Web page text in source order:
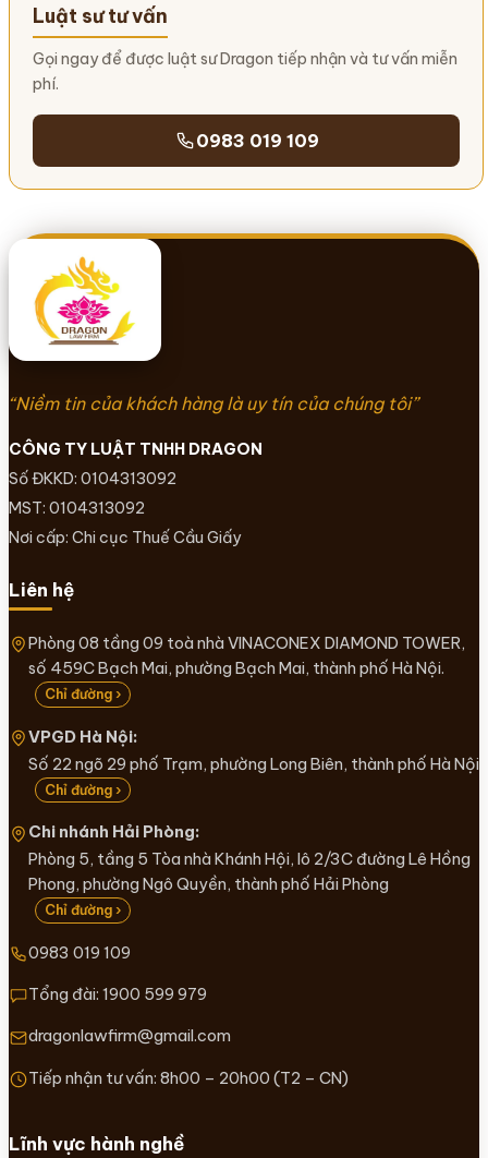
Luật sư tư vấn
Gọi ngay để được luật sư Dragon tiếp nhận và tư vấn miễn
phí.
0983 019 109
“Niềm tin của khách hàng là uy tín của chúng tôi”
CÔNG TY LUẬT TNHH DRAGON
Số ĐKKD: 0104313092
MST: 0104313092
Nơi cấp: Chi cục Thuế Cầu Giấy
Liên hệ
Phòng 08 tầng 09 toà nhà VINACONEX DIAMOND TOWER,
số 459C Bạch Mai, phường Bạch Mai, thành phố Hà Nội.
Chỉ đường ›
VPGD Hà Nội:
Số 22 ngõ 29 phố Trạm, phường Long Biên, thành phố Hà Nội
Chỉ đường ›
Chi nhánh Hải Phòng:
Phòng 5, tầng 5 Tòa nhà Khánh Hội, lô 2/3C đường Lê Hồng
Phong, phường Ngô Quyền, thành phố Hải Phòng
Chỉ đường ›
0983 019 109
Tổng đài: 1900 599 979
dragonlawfirm@gmail.com
Tiếp nhận tư vấn: 8h00 – 20h00 (T2 – CN)
Lĩnh vực hành nghề